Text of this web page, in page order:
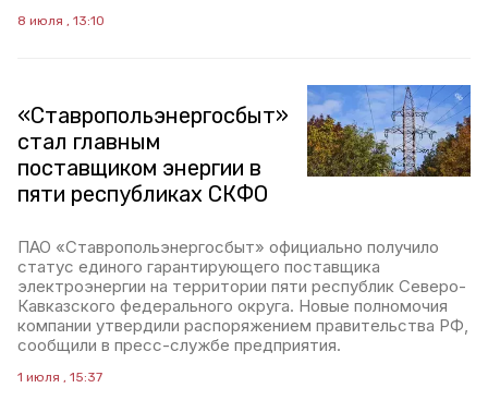
8 июля , 13:10
«Ставропольэнергосбыт»
стал главным
поставщиком энергии в
пяти республиках СКФО
ПАО «Ставропольэнергосбыт» официально получило
статус единого гарантирующего поставщика
электроэнергии на территории пяти республик Северо-
Кавказского федерального округа. Новые полномочия
компании утвердили распоряжением правительства РФ,
сообщили в пресс-службе предприятия.
1 июля , 15:37